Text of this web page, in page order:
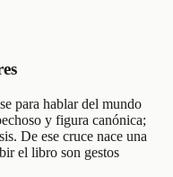
para hablar del mundo
y figura canónica;
De ese cruce nace una
el libro son gestos